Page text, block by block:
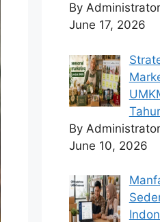
By
June 17, 2026
By
June 10, 2026